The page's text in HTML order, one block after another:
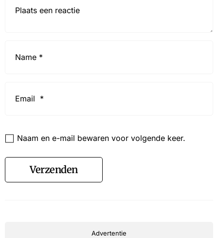
Naam en e-mail bewaren voor volgende keer.
Verzenden
Advertentie